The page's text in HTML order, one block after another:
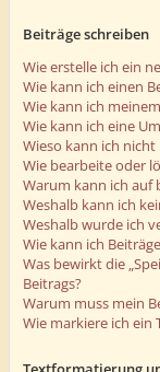
Beiträge schreiben
Wie erstelle ich ein
Wie kann ich einen
Wie kann ich
Wie kann ich eine
Wieso kann ich
Wie bearbeite oder
Warum kann ich auf
Weshalb kann ich
Weshalb wurde ich
Wie kann ich
Was bewirkt die
Beitrags?
Warum muss mein
Wie markiere ich ein